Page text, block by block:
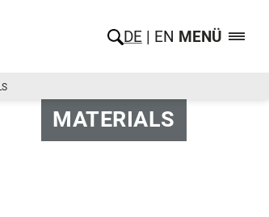
DE EN MENÜ
MATERIALS